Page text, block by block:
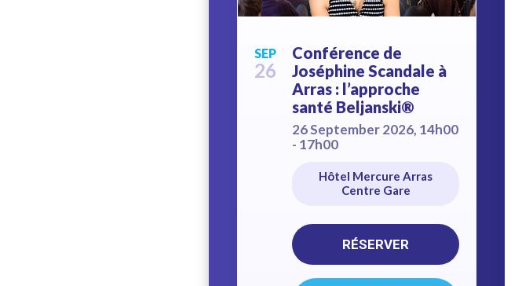
SEP
26
Conférence de
Joséphine Scandale à
Arras : l’approche
santé Beljanski®
26 September 2026, 14h00
- 17h00
Hôtel Mercure Arras
Centre Gare
RÉSERVER